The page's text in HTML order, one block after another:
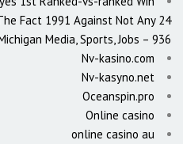
Fact 1991 Against Not Any 24
Media, Sports, Jobs – 936
Nv-kasino.com
Nv-kasyno.net
Oceanspin.pro
Online casino
online casino au